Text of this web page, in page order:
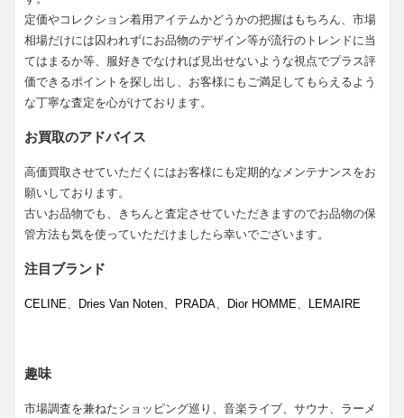
定価やコレクション着用アイテムかどうかの把握はもちろん、市場
相場だけには囚われずにお品物のデザイン等が流行のトレンドに当
てはまるか等、服好きでなければ見出せないような視点でプラス評
価できるポイントを探し出し、お客様にもご満足してもらえるよう
な丁寧な査定を心がけております。
お買取のアドバイス
高価買取させていただくにはお客様にも定期的なメンテナンスをお
願いしております。
古いお品物でも、きちんと査定させていただきますのでお品物の保
管方法も気を使っていただけましたら幸いでございます。
注目ブランド
CELINE、 Dries Van Noten、 PRADA、 Dior HOMME、 LEMAIRE
趣味
市場調査を兼ねたショッピング巡り、音楽ライブ、サウナ、ラーメ